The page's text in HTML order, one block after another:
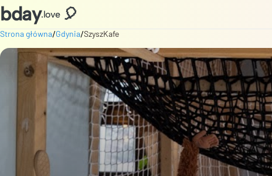
bday.love 🎈
Strona główna/Gdynia/SzyszKafe